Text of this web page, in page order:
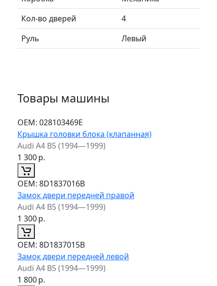
Кол-во дверей
4
Руль
Левый
Товары машины
ОЕМ: 028103469E
Крышка головки блока (клапанная)
Audi A4 B5 (1994—1999)
1 300р.
ОЕМ: 8D1837016B
Замок двери передней правой
Audi A4 B5 (1994—1999)
1 300р.
ОЕМ: 8D1837015B
Замок двери передней левой
Audi A4 B5 (1994—1999)
1 800р.